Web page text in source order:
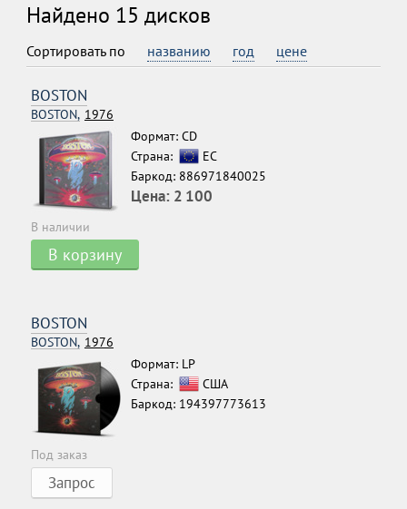
Найдено 15 дисков
Сортировать по названию год цене
BOSTON
BOSTON, 1976
Формат: CD
Страна:
ЕС
Баркод: 886971840025
Цена: 2 100
В наличии
В корзину
BOSTON
BOSTON, 1976
Формат: LP
Страна:
США
Баркод: 194397773613
Под заказ
Запрос